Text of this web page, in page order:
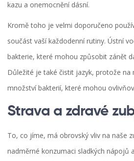
kazu a onemocnění dásní.
Kromě toho je velmi doporučeno
součást vaší každodenní rutiny. Ústní
bakterie, které mohou způsobit zánět
Důležité je také čistit jazyk, protože na
množství bakterií, které mohou
Strava a zdravé
To, co jíme, má obrovský vliv na naše
nadměrné konzumaci sladkých nápojů